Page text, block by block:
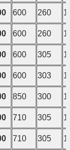
600 260
600 260
600 305
600 303
850 300
710 305
710 305